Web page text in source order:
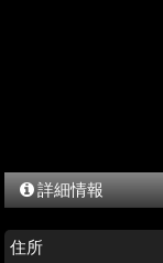
詳細情報
住所